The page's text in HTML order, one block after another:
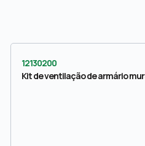
12130200
Kit de ventilação de armário